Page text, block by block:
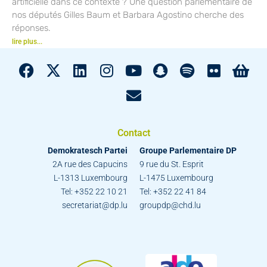
nos députés Gilles Baum et Barbara Agostino cherche des
réponses.
lire plus...
Contact
Demokratesch Partei
2A rue des Capucins
L-1313 Luxembourg
Tel: +352 22 10 21
secretariat@dp.lu
Groupe Parlementaire DP
9 rue du St. Esprit
L-1475 Luxembourg
Tel: +352 22 41 84
groupdp@chd.lu